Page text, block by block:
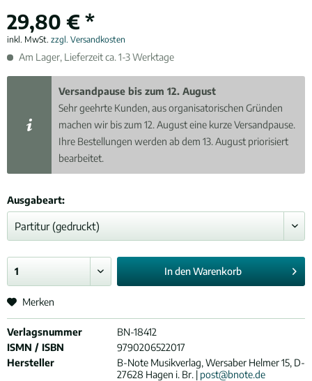
29,80 € *
inkl. MwSt. zzgl. Versandkosten
Am Lager, Lieferzeit ca. 1-3 Werktage
Versandpause bis zum 12. August
Sehr geehrte Kunden, aus organisatorischen Gründen
machen wir bis zum 12. August eine kurze Versandpause.
Ihre Bestellungen werden ab dem 13. August priorisiert
bearbeitet.
Ausgabeart:
In denWarenkorb
Merken
Verlagsnummer
BN-18412
ISMN / ISBN
9790206522017
Hersteller
B-Note Musikverlag, Wersaber Helmer 15, D-
27628 Hagen i. Br. | post@bnote.de